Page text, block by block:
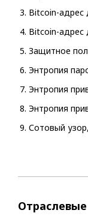
Bitcoin-адрес
Bitcoin-адрес
Защитное
Энтропия
Энтропия
Энтропия
Сотовый